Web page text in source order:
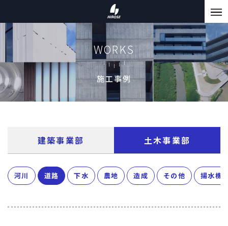
WORKS
施工事例
建築事業部 土木事業部
河川 道路 下水 農地 造成 その他 揚水機